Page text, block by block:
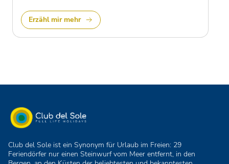
Erzähl mir mehr
Club del Sole ist ein Synonym für Urlaub im Freien: 29
Feriendörfer nur einen Steinwurf vom Meer entfernt, in den